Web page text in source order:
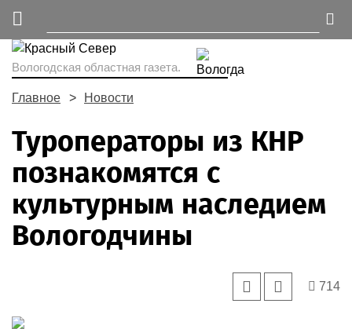
Вологодская областная газета.
Главное Новости
Туроператоры из КНР
познакомятся с
культурным наследием
Вологодчины
714